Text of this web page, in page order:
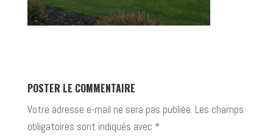
POSTER LE COMMENTAIRE
Votre adresse e-mail ne sera pas publiée. Les champs
obligatoires sont indiqués avec *